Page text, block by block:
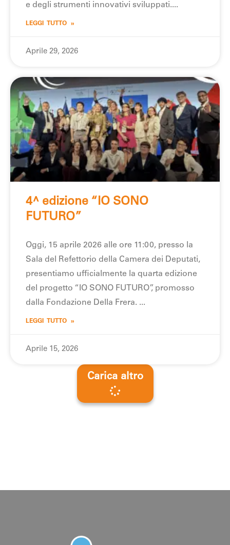
e degli strumenti innovativi sviluppati.
LEGGI TUTTO »
Aprile 29, 2026
4^ edizione “IO SONO
FUTURO”
Oggi, 15 aprile 2026 alle ore 11:00, presso la
Sala del Refettorio della Camera dei Deputati,
presentiamo ufficialmente la quarta edizione
del progetto “IO SONO FUTURO”, promosso
dalla Fondazione Della Frera.
LEGGI TUTTO »
Aprile 15, 2026
Carica altro